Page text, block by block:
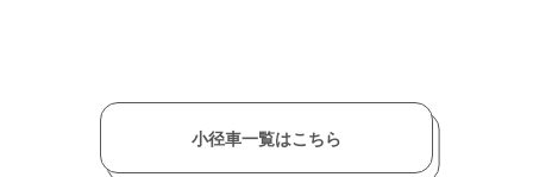
小径車一覧はこちら